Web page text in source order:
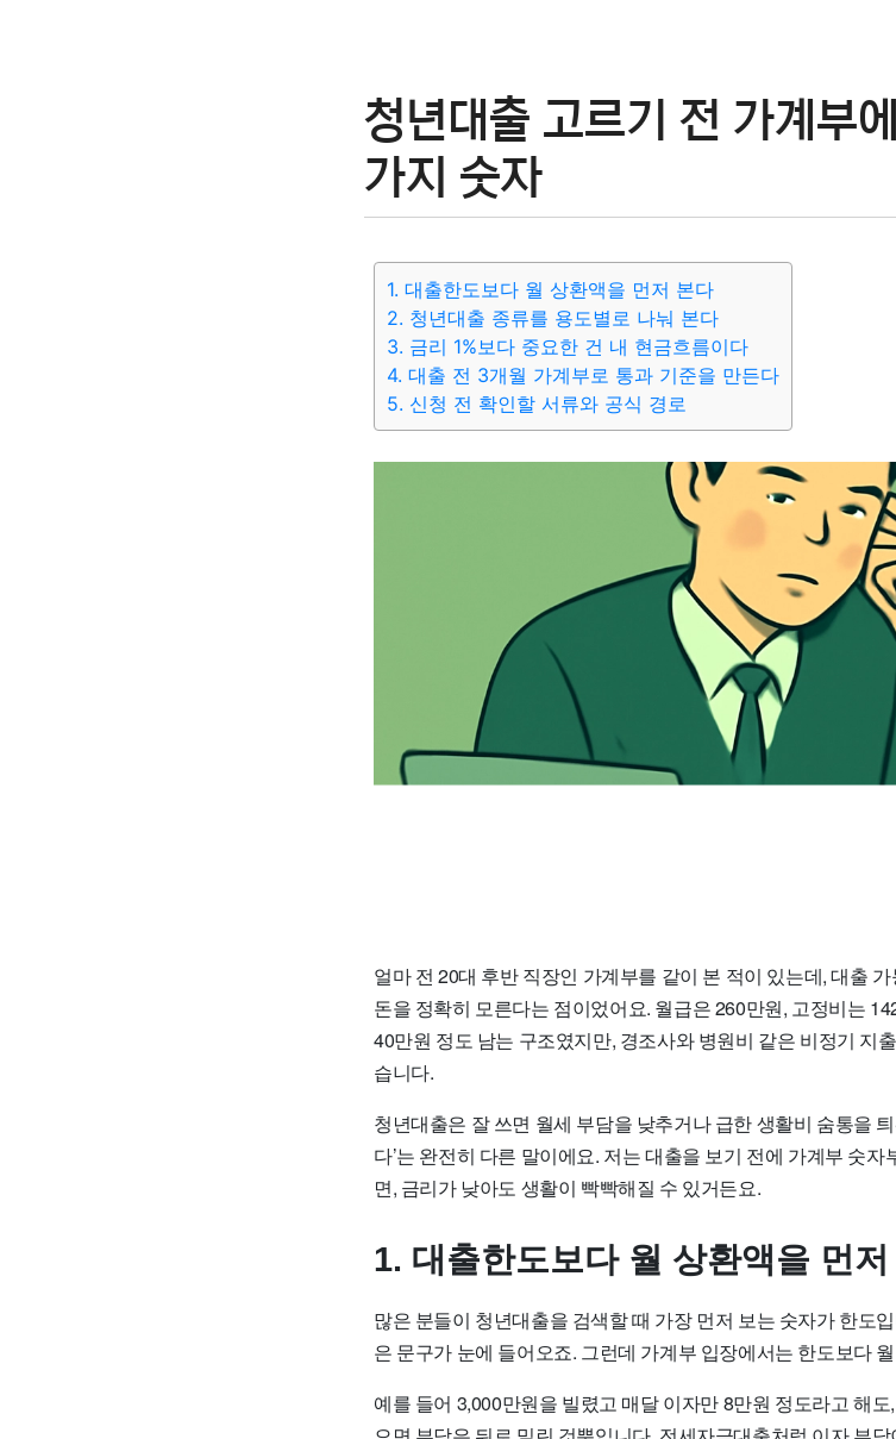
청년대출 고르기 전 가계부
가지 숫자
1. 대출한도보다 월 상환액을 먼저 본다
2. 청년대출 종류를 용도별로 나눠 본다
3. 금리 1%보다 중요한 건 내 현금흐름이다
4. 대출 전 3개월 가계부로 통과 기준을 만든다
5. 신청 전 확인할 서류와 공식 경로
얼마 전 20대 후반 직장인 가계부를 같이 본 적이 있는데, 대출
돈을 정확히 모른다는 점이었어요. 월급은 260만원, 고정비는
40만원 정도 남는 구조였지만, 경조사와 병원비 같은 비정기 지
습니다.
청년대출은 잘 쓰면 월세 부담을 낮추거나 급한 생활비 숨통을
다’는 완전히 다른 말이에요. 저는 대출을 보기 전에 가계부 숫
면, 금리가 낮아도 생활이 빡빡해질 수 있거든요.
1. 대출한도보다 월 상환액을 먼
많은 분들이 청년대출을 검색할 때 가장 먼저 보는 숫자가 한도
은 문구가 눈에 들어오죠. 그런데 가계부 입장에서는 한도보다
예를 들어 3,000만원을 빌렸고 매달 이자만 8만원 정도라고 해